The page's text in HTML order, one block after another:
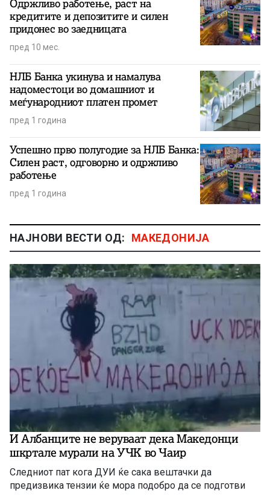
Одржливо работење, раст на
кредитите и депозитите и силен
придонес во заедницата
пред 10 мес.
НЛБ Банка укинува и намалува
надоместоци во домашниот и
меѓународниот платен промет
пред 1 година
Успешно прво полугодие за НЛБ Банка:
Силен раст, одговорно и одржливо
работење
пред 1 година
НАЈНОВИ ВЕСТИ ОД: МАКЕДОНИЈА
И Албанците не веруваат дека Македонци
шкртале мурали на УЧК во Чаир
Следниот пат кога ДУИ ќе сака вештачки да
предизвика тензии ќе мора подобро да се подготви